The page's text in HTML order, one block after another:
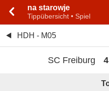
na starowje
Tippübersicht • Spiel
HDH - M05
SC Freiburg 4